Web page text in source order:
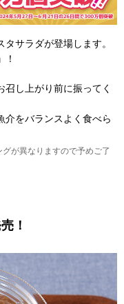
サラダが登場します。
！
し上がり前に振ってく
介をバランスよく食べら
が異なりますので予めご了
！